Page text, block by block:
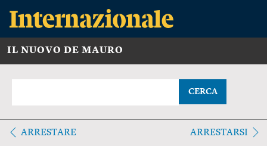
IL NUOVO DE MAURO
CERCA
ARRESTARE ARRESTARSI